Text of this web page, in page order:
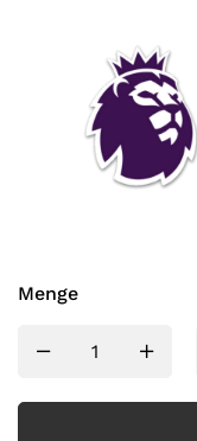
Menge